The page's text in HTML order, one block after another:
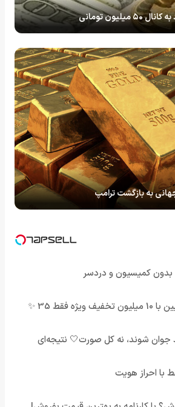
تومانی
به بازگشت ترامپ
فقط 35 ✨
جوان شوند، نه کل صورت🤍 نتیجه‌ای